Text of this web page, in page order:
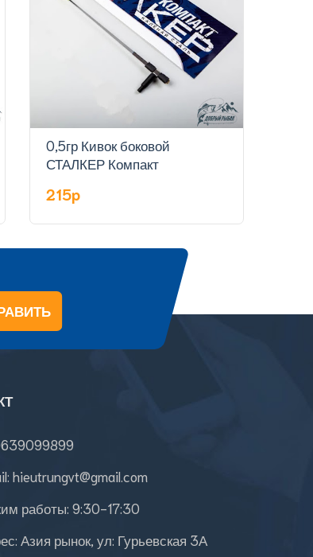
0,5гр Кивок боковой
СТАЛКЕР Компакт
215p
hieutrungvt@gmail.com
работы: 9:30-17:30
Азия рынок, ул: Гурьевская 3А